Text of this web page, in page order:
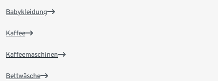
Babykleidung
Kaffee
Kaffeemaschinen
Bettwäsche